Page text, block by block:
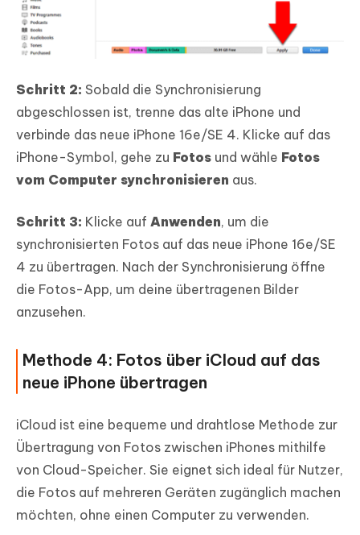
Schritt 2: Sobald die Synchronisierung
abgeschlossen ist, trenne das alte iPhone und
verbinde das neue iPhone 16e/SE 4. Klicke auf das
iPhone-Symbol, gehe zu Fotos und wähle Fotos
vom Computer synchronisieren aus.
Schritt 3: Klicke auf Anwenden, um die
synchronisierten Fotos auf das neue iPhone 16e/SE
4 zu übertragen. Nach der Synchronisierung öffne
die Fotos-App, um deine übertragenen Bilder
anzusehen.
Methode 4: Fotos über iCloud auf das
neue iPhone übertragen
iCloud ist eine bequeme und drahtlose Methode zur
Übertragung von Fotos zwischen iPhones mithilfe
von Cloud-Speicher. Sie eignet sich ideal für Nutzer,
die Fotos auf mehreren Geräten zugänglich machen
möchten, ohne einen Computer zu verwenden.